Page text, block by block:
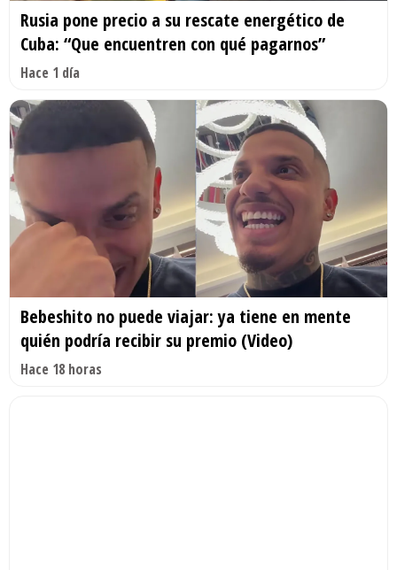
Rusia pone precio a su rescate energético de
Cuba: “Que encuentren con qué pagarnos”
Hace 1 día
Bebeshito no puede viajar: ya tiene en mente
quién podría recibir su premio (Video)
Hace 18 horas